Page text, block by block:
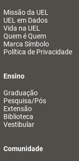
Missão da UEL
UEL em Dados
Vida na UEL
Quem é Quem
Marca Símbolo
Política de Privacidade
Ensino
Graduação
Pesquisa/Pós
Extensão
Biblioteca
Vestibular
Comunidade